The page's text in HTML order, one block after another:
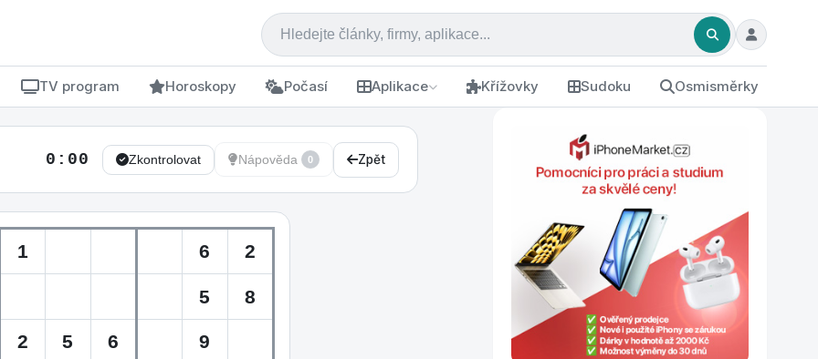
TV program Horoskopy Počasí Aplikace Křížovky Sudoku Osmisměrky
0:00 Zkontrolovat Nápověda 0 Zpět